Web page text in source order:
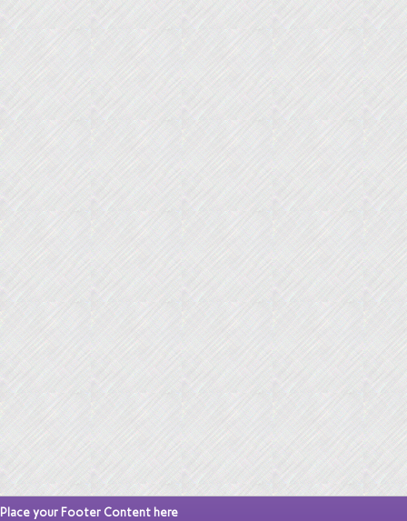
Place your Footer Content here